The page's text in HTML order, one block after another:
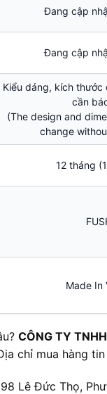
Đang cập
Đang cập
Kiểu dáng, kích
cần
(The design and
change
12 tháng
Made In
CÔNG TY
chỉ mua hàng
Lê Đức Thọ,